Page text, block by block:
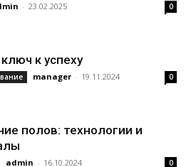
- 23.02.2025 0
к успеху
manager - 19.11.2024 0
полов: технологии и
admin - 16.10.2024 0